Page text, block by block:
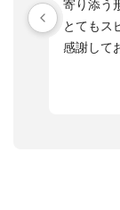
寄り添う
とてもス
感謝して